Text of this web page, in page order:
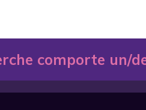
comporte un/